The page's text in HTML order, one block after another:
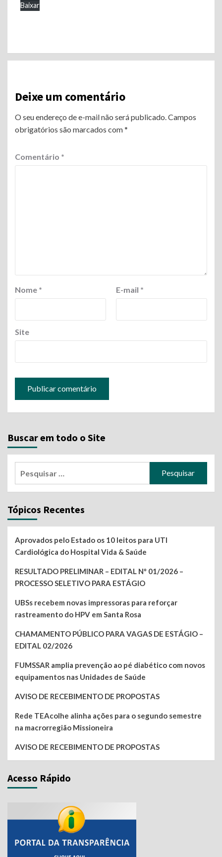
Baixar
Continue
Reading
Deixe um comentário
O seu endereço de e-mail não será publicado. Campos
obrigatórios são marcados com*
Comentário *
Nome * E-mail *
Site
Buscar em todo o Site
Tópicos Recentes
Aprovados pelo Estado os 10 leitos para UTI
Cardiológica do Hospital Vida & Saúde
RESULTADO PRELIMINAR – EDITAL Nº 01/2026 –
PROCESSO SELETIVO PARA ESTÁGIO
UBSs recebem novas impressoras para reforçar
rastreamento do HPV em Santa Rosa
CHAMAMENTO PÚBLICO PARA VAGAS DE ESTÁGIO –
EDITAL 02/2026
FUMSSAR amplia prevenção ao pé diabético com novos
equipamentos nas Unidades de Saúde
AVISO DE RECEBIMENTO DE PROPOSTAS
Rede TEAcolhe alinha ações para o segundo semestre
na macrorregião Missioneira
AVISO DE RECEBIMENTO DE PROPOSTAS
Acesso Rápido